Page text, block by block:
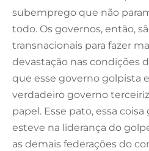
subemprego que não
todo. Os governos, então,
transnacionais para fazer
devastação nas condições
que esse governo golpista
verdadeiro governo
papel. Esse pato, essa
esteve na liderança do
as demais federações do